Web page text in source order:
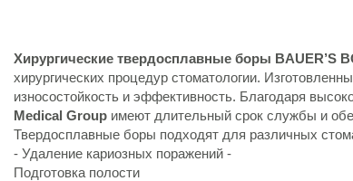
Хирургические твердосплавные боры BAUER’S
хирургических процедур стоматологии.
износостойкость и эффективность. Благодаря
Medical Group имеют длительный срок службы и
Твердосплавные боры подходят для различных
- Удаление кариозных поражений -
Подготовка полости